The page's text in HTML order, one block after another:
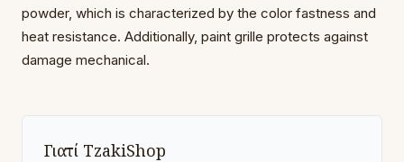
powder, which is characterized by the color fastness and
heat resistance. Additionally, paint grille protects against
damage mechanical.
Γιατί TzakiShop